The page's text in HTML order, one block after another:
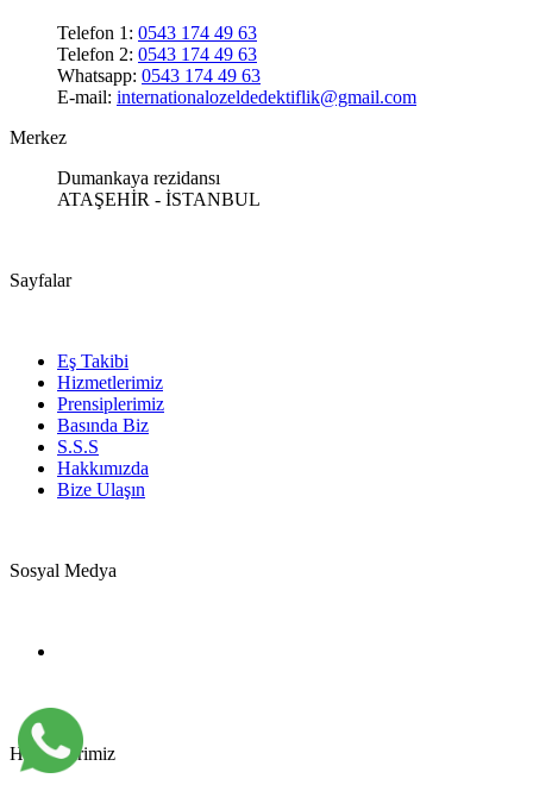
Telefon 1: 0543 174 49 63
Telefon 2: 0543 174 49 63
Whatsapp: 0543 174 49 63
E-mail: internationalozeldedektiflik@gmail.com
Merkez
Dumankaya rezidansı
ATAŞEHİR - İSTANBUL
Sayfalar
Eş Takibi
Hizmetlerimiz
Prensiplerimiz
Basında Biz
S.S.S
Hakkımızda
Bize Ulaşın
Sosyal Medya
Hizmetlerimiz